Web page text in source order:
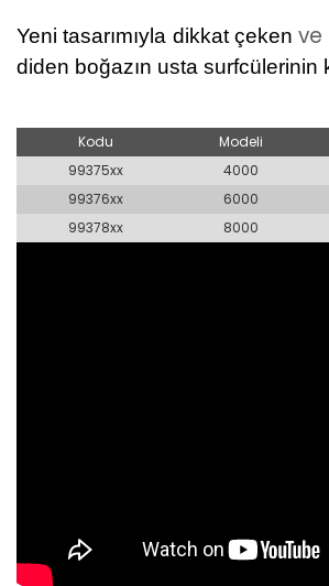
Yeni tasarımıyla dikkat çekenve
diden boğazın usta surfcülerinin
Kodu Modeli
99375xx
4000
99376xx
6000
99378xx
8000